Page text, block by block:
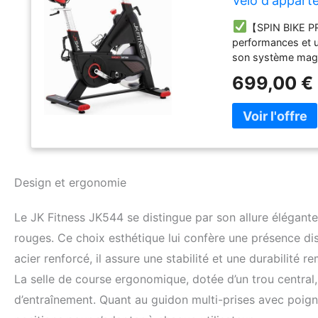
max 150 kg
【SPIN BIKE
performances et
son système
rouges, il
les sessions les
Réglage manuel
déclenchement
fluide et
compatible avec
défier des amis
Réglage
profondeur.
optimale.
chaussures de
transfert de
699,00 €
Design et ergonomie
Le JK Fitness JK544 se distingue par son allure
rouges. Ce choix esthétique lui confère une présence
acier renforcé, il assure une stabilité et une durabilité
La selle de course ergonomique, dotée d’un trou
d’entraînement. Quant au guidon multi-prises avec